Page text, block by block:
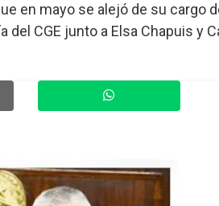
en mayo se alejó de su
CGE junto a Elsa Chapuis y